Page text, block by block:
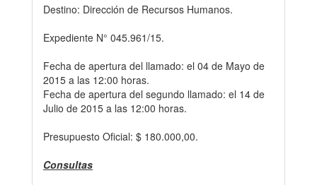
Destino: Dirección de Recursos Humanos.
Expediente N° 045.961/15.
Fecha de apertura del llamado: el 04 de Mayo de
2015 a las 12:00 horas.
Fecha de apertura del segundo llamado: el 14 de
Julio de 2015 a las 12:00 horas.
Presupuesto Oficial: $ 180.000,00.
Consultas